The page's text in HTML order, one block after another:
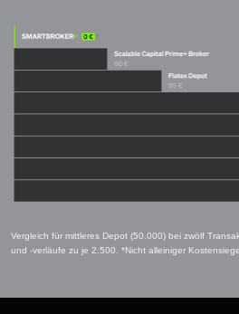
Vergleich für mittleres Depot (50.000) bei zwölf
und -verläufe zu je 2.500. *Nicht alleiniger